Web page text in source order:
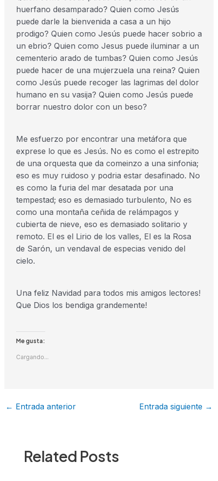
huerfano desamparado? Quien como Jesús
puede darle la bienvenida a casa a un hijo
prodigo? Quien como Jesús puede hacer sobrio a
un ebrio? Quien como Jesus puede iluminar a un
cementerio arado de tumbas? Quien como Jesús
puede hacer de una mujerzuela una reina? Quien
como Jesús puede recoger las lagrimas del dolor
humano en su vasija? Quien como Jesús puede
borrar nuestro dolor con un beso?
Me esfuerzo por encontrar una metáfora que
exprese lo que es Jesús. No es como el estrepito
de una orquesta que da comeinzo a una sinfonia;
eso es muy ruidoso y podria estar desafinado. No
es como la furia del mar desatada por una
tempestad; eso es demasiado turbulento, No es
como una montaña ceñida de relámpagos y
cubierta de nieve, eso es demasiado solitario y
remoto. El es el Lirio de los valles, El es la Rosa
de Sarón, un vendaval de especias venido del
cielo.
Una feliz Navidad para todos mis amigos lectores!
Que Dios los bendiga grandemente!
Me gusta:
Cargando...
← Entrada anterior Entrada siguiente →
Related Posts